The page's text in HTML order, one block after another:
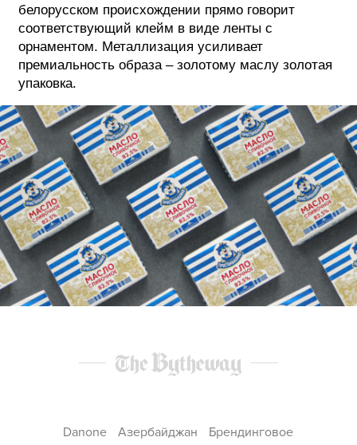
белорусском происхождении прямо говорит
соответствующий клейм в виде ленты с
орнаментом. Металлизация усиливает
премиальность образа – золотому маслу золотая
упаковка.
Danone Азербайджан
Брендинговое